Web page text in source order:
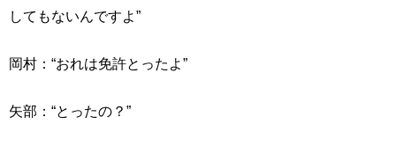
してもないんですよ”
岡村：“おれは免許とったよ”
矢部：“とったの？”